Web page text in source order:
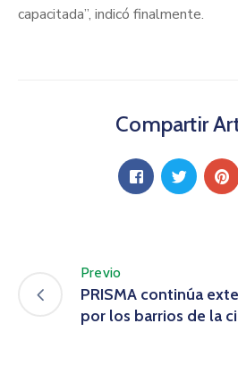
capacitada”, indicó finalmente.
Compartir
Previo
PRISMA continúa
por los barrios de la